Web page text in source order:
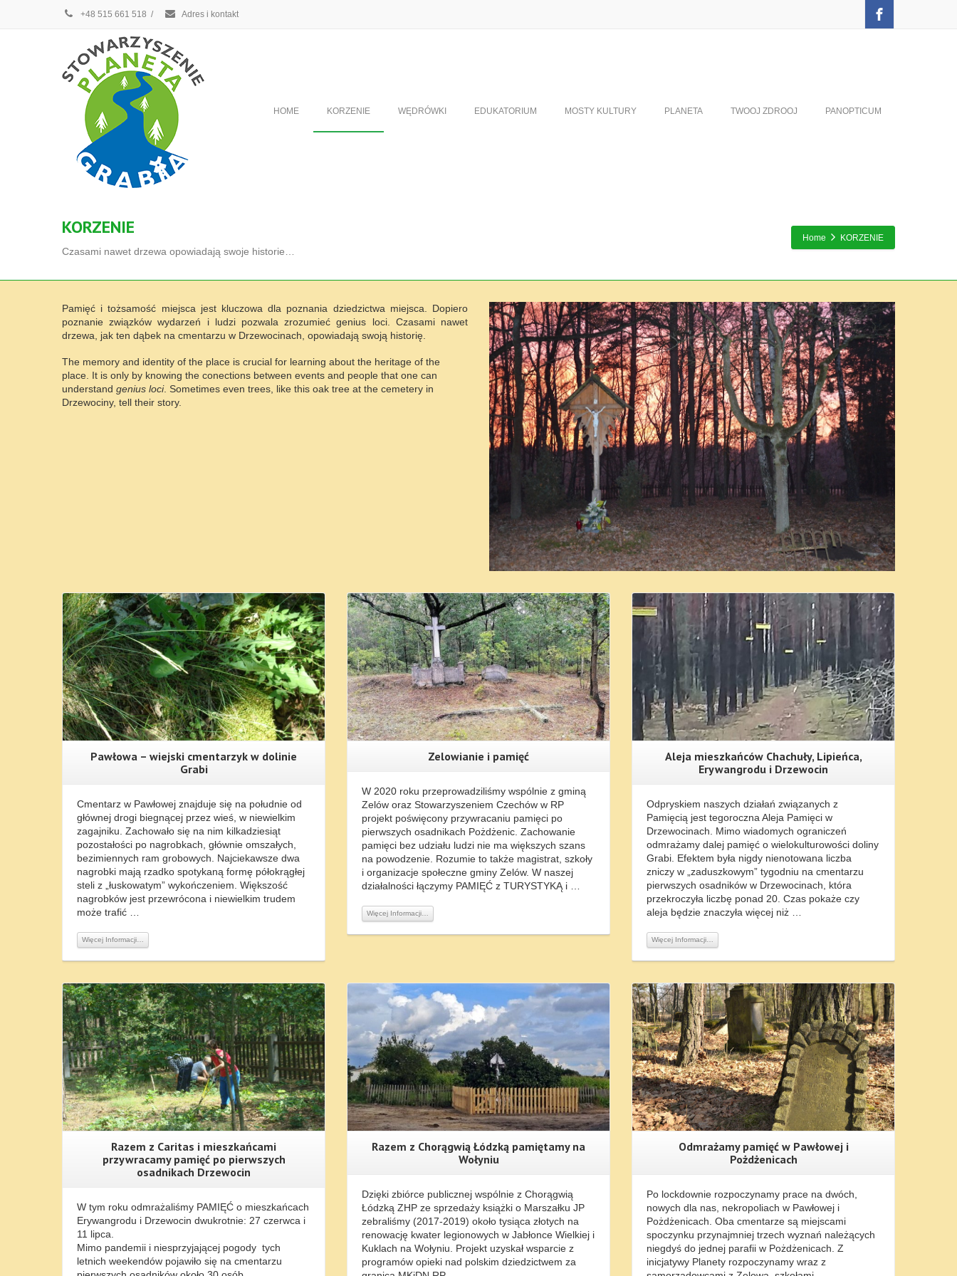
+48 515 661 518 / Adres i kontakt
HOME KORZENIE WĘDRÓWKI EDUKATORIUM MOSTY KULTURY PLANETA TWOOJ ZDROOJ PANOPTICUM
KORZENIE
Czasami nawet drzewa opowiadają swoje historie…
Home KORZENIE
Pamięć i tożsamość miejsca jest kluczowa dla poznania dziedzictwa miejsca. Dopiero
poznanie związków wydarzeń i ludzi pozwala zrozumieć genius loci. Czasami nawet
drzewa, jak ten dąbek na cmentarzu w Drzewocinach, opowiadają swoją historię.
The memory and identity of the place is crucial for learning about the heritage of the
place. It is only by knowing the conections between events and people that one can
understand genius loci. Sometimes even trees, like this oak tree at the cemetery in
Drzewociny, tell their story.
Więcej Informacji...
Pawłowa – wiejski cmentarzyk w dolinie
Grabi
Cmentarz w Pawłowej znajduje się na południe od
głównej drogi biegnącej przez wieś, w niewielkim
zagajniku. Zachowało się na nim kilkadziesiąt
pozostałości po nagrobkach, głównie omszałych,
bezimiennych ram grobowych. Najciekawsze dwa
nagrobki mają rzadko spotykaną formę półokrągłej
steli z „łuskowatym” wykończeniem. Większość
nagrobków jest przewrócona i niewielkim trudem
może trafić …
Więcej Informacji…
Więcej Informacji...
Zelowianie i pamięć
W 2020 roku przeprowadziliśmy wspólnie z gminą
Zelów oraz Stowarzyszeniem Czechów w RP
projekt poświęcony przywracaniu pamięci po
pierwszych osadnikach Pożdżenic. Zachowanie
pamięci bez udziału ludzi nie ma większych szans
na powodzenie. Rozumie to także magistrat, szkoły
i organizacje społeczne gminy Zelów. W naszej
działalności łączymy PAMIĘĆ z TURYSTYKĄ i …
Więcej Informacji…
Więcej Informacji...
Aleja mieszkańców Chachuły, Lipieńca,
Erywangrodu i Drzewocin
Odpryskiem naszych działań związanych z
Pamięcią jest tegoroczna Aleja Pamięci w
Drzewocinach. Mimo wiadomych ograniczeń
odmrażamy dalej pamięć o wielokulturowości doliny
Grabi. Efektem była nigdy nienotowana liczba
zniczy w „zaduszkowym” tygodniu na cmentarzu
pierwszych osadników w Drzewocinach, która
przekroczyła liczbę ponad 20. Czas pokaże czy
aleja będzie znaczyła więcej niż …
Więcej Informacji…
Więcej Informacji...
Razem z Caritas i mieszkańcami
przywracamy pamięć po pierwszych
osadnikach Drzewocin
W tym roku odmrażaliśmy PAMIĘĆ o mieszkańcach
Erywangrodu i Drzewocin dwukrotnie: 27 czerwca i
11 lipca.
Mimo pandemii i niesprzyjającej pogody tych
letnich weekendów pojawiło się na cmentarzu
Więcej Informacji...
Razem z Chorągwią Łódzką pamiętamy na
Wołyniu
Dzięki zbiórce publicznej wspólnie z Chorągwią
Łódzką ZHP ze sprzedaży książki o Marszałku JP
zebraliśmy (2017-2019) około tysiąca złotych na
renowację kwater legionowych w Jabłonce Wielkiej i
Kuklach na Wołyniu. Projekt uzyskał wsparcie z
programów opieki nad polskim dziedzictwem za
Więcej Informacji...
Odmrażamy pamięć w Pawłowej i
Pożdżenicach
Po lockdownie rozpoczynamy prace na dwóch,
nowych dla nas, nekropoliach w Pawłowej i
Pożdżenicach. Oba cmentarze są miejscami
spoczynku przynajmniej trzech wyznań należących
niegdyś do jednej parafii w Pożdżenicach. Z
inicjatywy Planety rozpoczynamy wraz z